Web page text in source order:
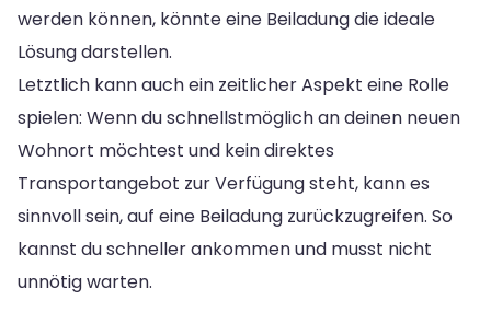
werden können, könnte eine Beiladung die ideale
Lösung darstellen.
Letztlich kann auch ein zeitlicher Aspekt eine Rolle
spielen: Wenn du schnellstmöglich an deinen neuen
Wohnort möchtest und kein direktes
Transportangebot zur Verfügung steht, kann es
sinnvoll sein, auf eine Beiladung zurückzugreifen. So
kannst du schneller ankommen und musst nicht
unnötig warten.